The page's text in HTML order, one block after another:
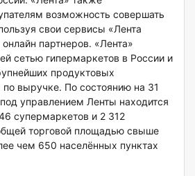
возможность совершать
свои сервисы «Лента
партнеров. «Лента»
сетью гипермаркетов в России и
продуктовых
выручке. По состоянию на 31
управлением Ленты находится
супермаркетов и 2 312
торговой площадью свыше
чем 650 населённых пунктах